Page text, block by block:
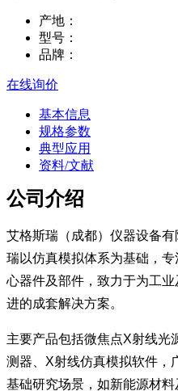
产地：
型号：
品牌：
在线询价
基本信息
规格参数
典型应用
资料/文献
公司介绍
艾格斯瑞（成都）仪器设备
瑞以仿真模拟体系为基础，
心器件及部件，致力于为工
进的成套解决方案。
主要产品包括微焦点X射线光
测器、X射线仿真模拟软件，
基础研究场景，如新能源材料